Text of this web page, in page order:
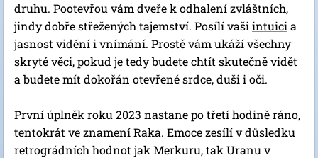
druhu. Pootevřou vám dveře k odhalení zvláštních,
jindy dobře střežených tajemství. Posílí vaši intuici a
jasnost vidění i vnímání. Prostě vám ukáží všechny
skryté věci, pokud je tedy budete chtít skutečně vidět
a budete mít dokořán otevřené srdce, duši i oči.
První úplněk roku 2023 nastane po třetí hodině ráno,
tentokrát ve znamení Raka. Emoce zesílí v důsledku
retrográdních hodnot jak Merkuru, tak Uranu v